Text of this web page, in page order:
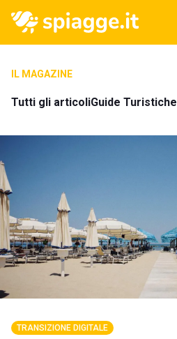
IL MAGAZINE
Tutti gli articoliGuide Turistiche
TRANSIZIONE DIGITALE